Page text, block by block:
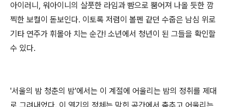
아이러니, 워아이니의 살풋한 라임과 뺨으로 뿜어져 나올 듯한 깜
찍한 보컬이 돋보인다. 이토록 저렴이 볼펜 같던 수줍은 남심 위로
기타 연주가 휘몰아 치는 순간! 소년에서 청년이 된 그들을 확인할
수 있다.
'서울의 밤 청춘의 밤'에서는 이 계절에 어울리는 밤의 정취를 제대